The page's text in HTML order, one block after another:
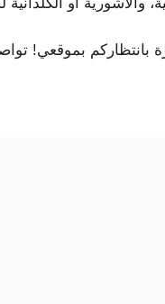
بانتظاركم بموقعي!